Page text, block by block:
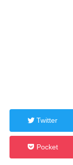
Twitter
Pocket